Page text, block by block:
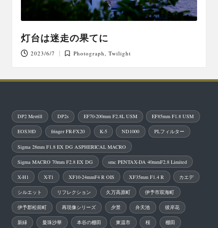
灯台は迷走の果てに
2023/6/7
Posted
Photograph ,Twilight
DP2 Merrill DP2s EF70-200mm F2.8L USM EF85mm F1.8 USM
EOS30D fringer FR-FX20 K-5 ND1000 PLフィルター
Sigma 28mm F1.8 EX DG ASPHERICAL MACRO
Sigma MACRO 70mm F2.8 EX DG smc PENTAX-DA 40mmF2.8 Limited
X-H1 X-T1 XF10-24mmF4 R OIS XF35mm F1.4 R カエデ
シルエット リフレクション 久万高原町 伊予市双海町
伊予郡松前町 再現像シリーズ 夕景 弁天池 彼岸花
新緑 曼珠沙華 本谷の棚田 東温市 桜 棚田